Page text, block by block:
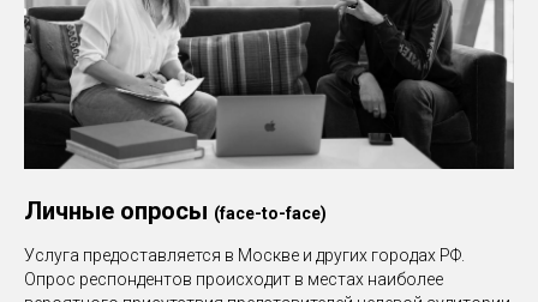
Личные опросы (face-to-face)
Услуга предоставляется в Москве и других городах РФ.
Опрос респондентов происходит в местах наиболее